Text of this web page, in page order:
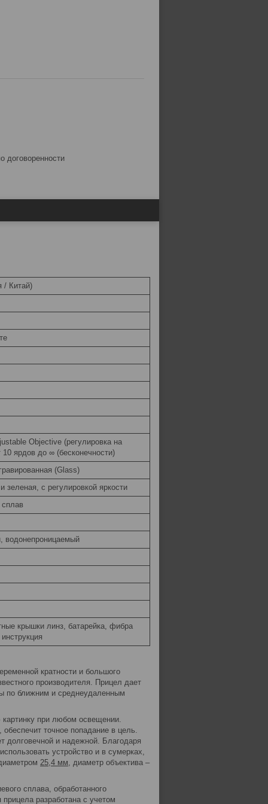
договоренности
/ Китай)
Objective (регулировка на
10 ярдов до ∞ (бесконечности)
(Glass)
зеленая, с регулировкой яркости
водонепроницаемый
крышки линз, батарейка, фибра
кратности и большого
производителя. Прицел дает
по ближним и среднеудаленным
картинку при любом освещении.
точное попадание в цель.
долговечной и надежной. Благодаря
устройство и в сумерках,
25,4 мм, диаметр объектива –
сплава, обработанного
разработана с учетом